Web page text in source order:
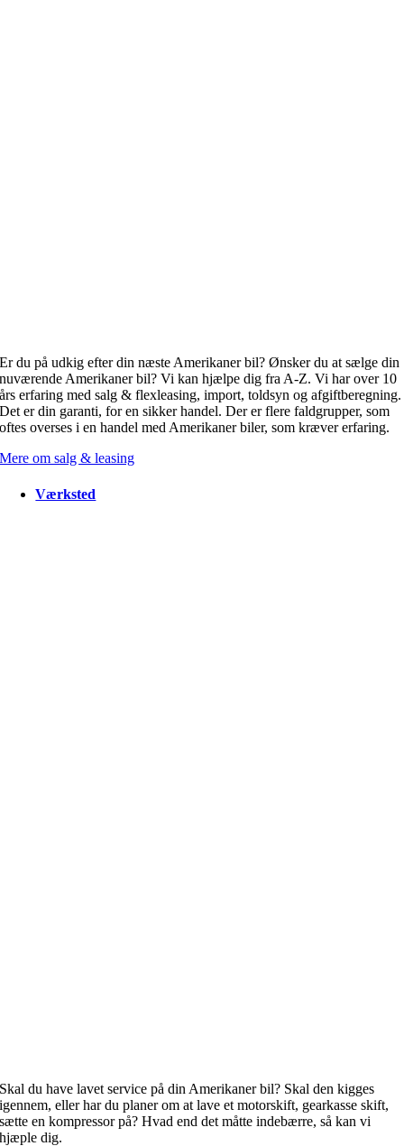
Er du på udkig efter din næste Amerikaner bil? Ønsker du at sælge din
nuværende Amerikaner bil? Vi kan hjælpe dig fra A-Z. Vi har over 10
års erfaring med salg & flexleasing, import, toldsyn og afgiftberegning.
Det er din garanti, for en sikker handel. Der er flere faldgrupper, som
oftes overses i en handel med Amerikaner biler, som kræver erfaring.
Mere om salg & leasing
Værksted
Skal du have lavet service på din Amerikaner bil? Skal den kigges
igennem, eller har du planer om at lave et motorskift, gearkasse skift,
sætte en kompressor på? Hvad end det måtte indebærre, så kan vi
hjæple dig.